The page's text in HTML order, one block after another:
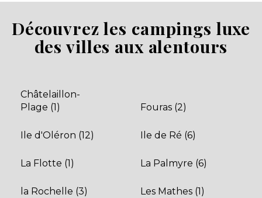
Découvrez les campings luxe
des villes aux alentours
Châtelaillon-
Plage (1)
Fouras (2)
Ile d'Oléron (12) Ile de Ré (6)
La Flotte (1) La Palmyre (6)
la Rochelle (3) Les Mathes (1)